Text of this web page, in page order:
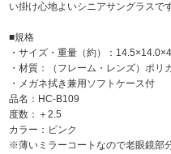
い掛け心地よいシニアサングラスで
■規格
・サイズ・重量（約）：
・材質：（フレーム・レンズ）ポリ
・メガネ拭き兼用ソフトケース付
品名：HC-B109
度数：＋2.5
カラー：ピンク
※薄いミラーコートなので老眼鏡部